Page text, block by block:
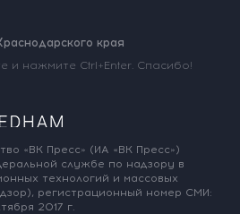
края
и нажмите Ctrl+Enter. Спасибо!
«ВК Пресс» (ИА «ВК Пресс»)
службе по надзору в
технологий и массовых
регистрационный номер СМИ:
2017 г.